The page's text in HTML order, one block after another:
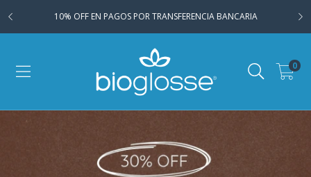
10% OFF EN PAGOS POR TRANSFERENCIA BANCARIA
0